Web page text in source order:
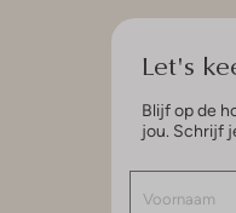
Let's
Blijf op de
jou. Schrijf